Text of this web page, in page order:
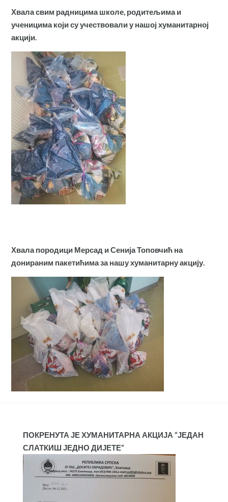
Хвала свим радницима школе, родитељима и
ученицима који су учествовали у нашој хуманитарној
акцији.
Хвала породици Мерсад и Сенија Топовчић на
донираним пакетићима за нашу хуманитарну акцију.
ПОКРЕНУТА ЈЕ ХУМАНИТАРНА АКЦИЈА “ЈЕДАН
СЛАТКИШ ЈЕДНО ДИЈЕТЕ“